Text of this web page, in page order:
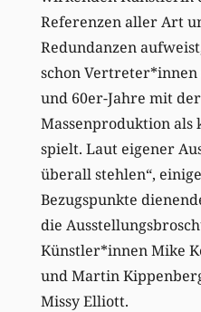
Referenzen aller Art
Redundanzen
schon
und 60er-Jahre mit
Massenproduktion als
spielt. Laut eigener
überall stehlen“,
Bezugspunkte
die
Künstler*innen Mike
und Martin
Missy Elliott.